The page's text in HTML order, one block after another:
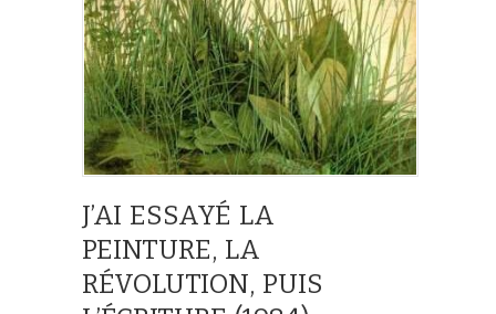
J’AI ESSAYÉ LA
PEINTURE, LA
RÉVOLUTION, PUIS